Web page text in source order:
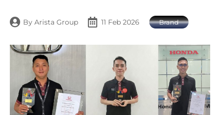
By Arista Group 11 Feb 2026 Brand